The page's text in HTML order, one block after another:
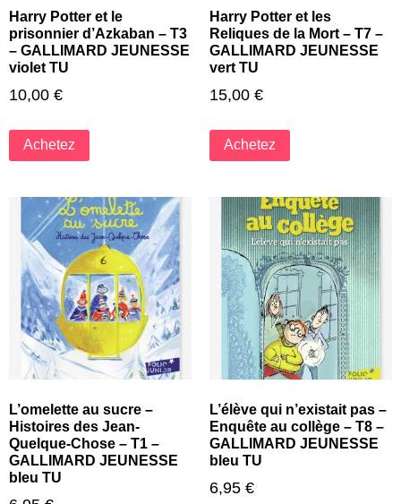
Harry Potter et le
prisonnier d’Azkaban – T3
– GALLIMARD JEUNESSE
violet TU
10,00 €
Achetez
Harry Potter et les
Reliques de la Mort – T7 –
GALLIMARD JEUNESSE
vert TU
15,00 €
Achetez
L’omelette au sucre –
Histoires des Jean-
Quelque-Chose – T1 –
GALLIMARD JEUNESSE
bleu TU
L’élève qui n’existait pas –
Enquête au collège – T8 –
GALLIMARD JEUNESSE
bleu TU
6,95 €